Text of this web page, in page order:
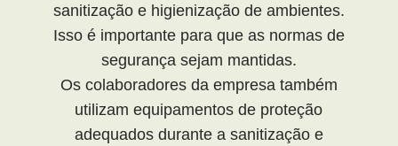
sanitização e higienização de ambientes.
Isso é importante para que as normas de
segurança sejam mantidas.
Os colaboradores da empresa também
utilizam equipamentos de proteção
adequados durante a sanitização e